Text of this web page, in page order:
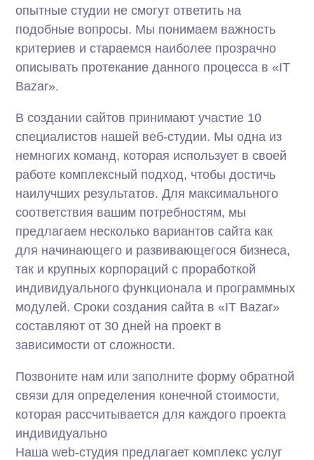
опытные студии не смогут ответить на
подобные вопросы. Мы понимаем важность
критериев и стараемся наиболее прозрачно
описывать протекание данного процесса в «IT
Bazar».
В создании сайтов принимают участие 10
специалистов нашей веб-студии. Мы одна из
немногих команд, которая использует в своей
работе комплексный подход, чтобы достичь
наилучших результатов. Для максимального
соответствия вашим потребностям, мы
предлагаем несколько вариантов сайта как
для начинающего и развивающегося бизнеса,
так и крупных корпораций с проработкой
индивидуального функционала и программных
модулей. Сроки создания сайта в «IT Bazar»
составляют от 30 дней на проект в
зависимости от сложности.
Позвоните нам или заполните форму обратной
связи для определения конечной стоимости,
которая рассчитывается для каждого проекта
индивидуально
Наша web-студия предлагает комплекс услуг